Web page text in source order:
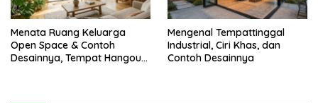
Menata Ruang Keluarga
Open Space & Contoh
Desainnya, Tempat Hangout
Mengenal Tempattinggal
Industrial, Ciri Khas, dan
Contoh Desainnya